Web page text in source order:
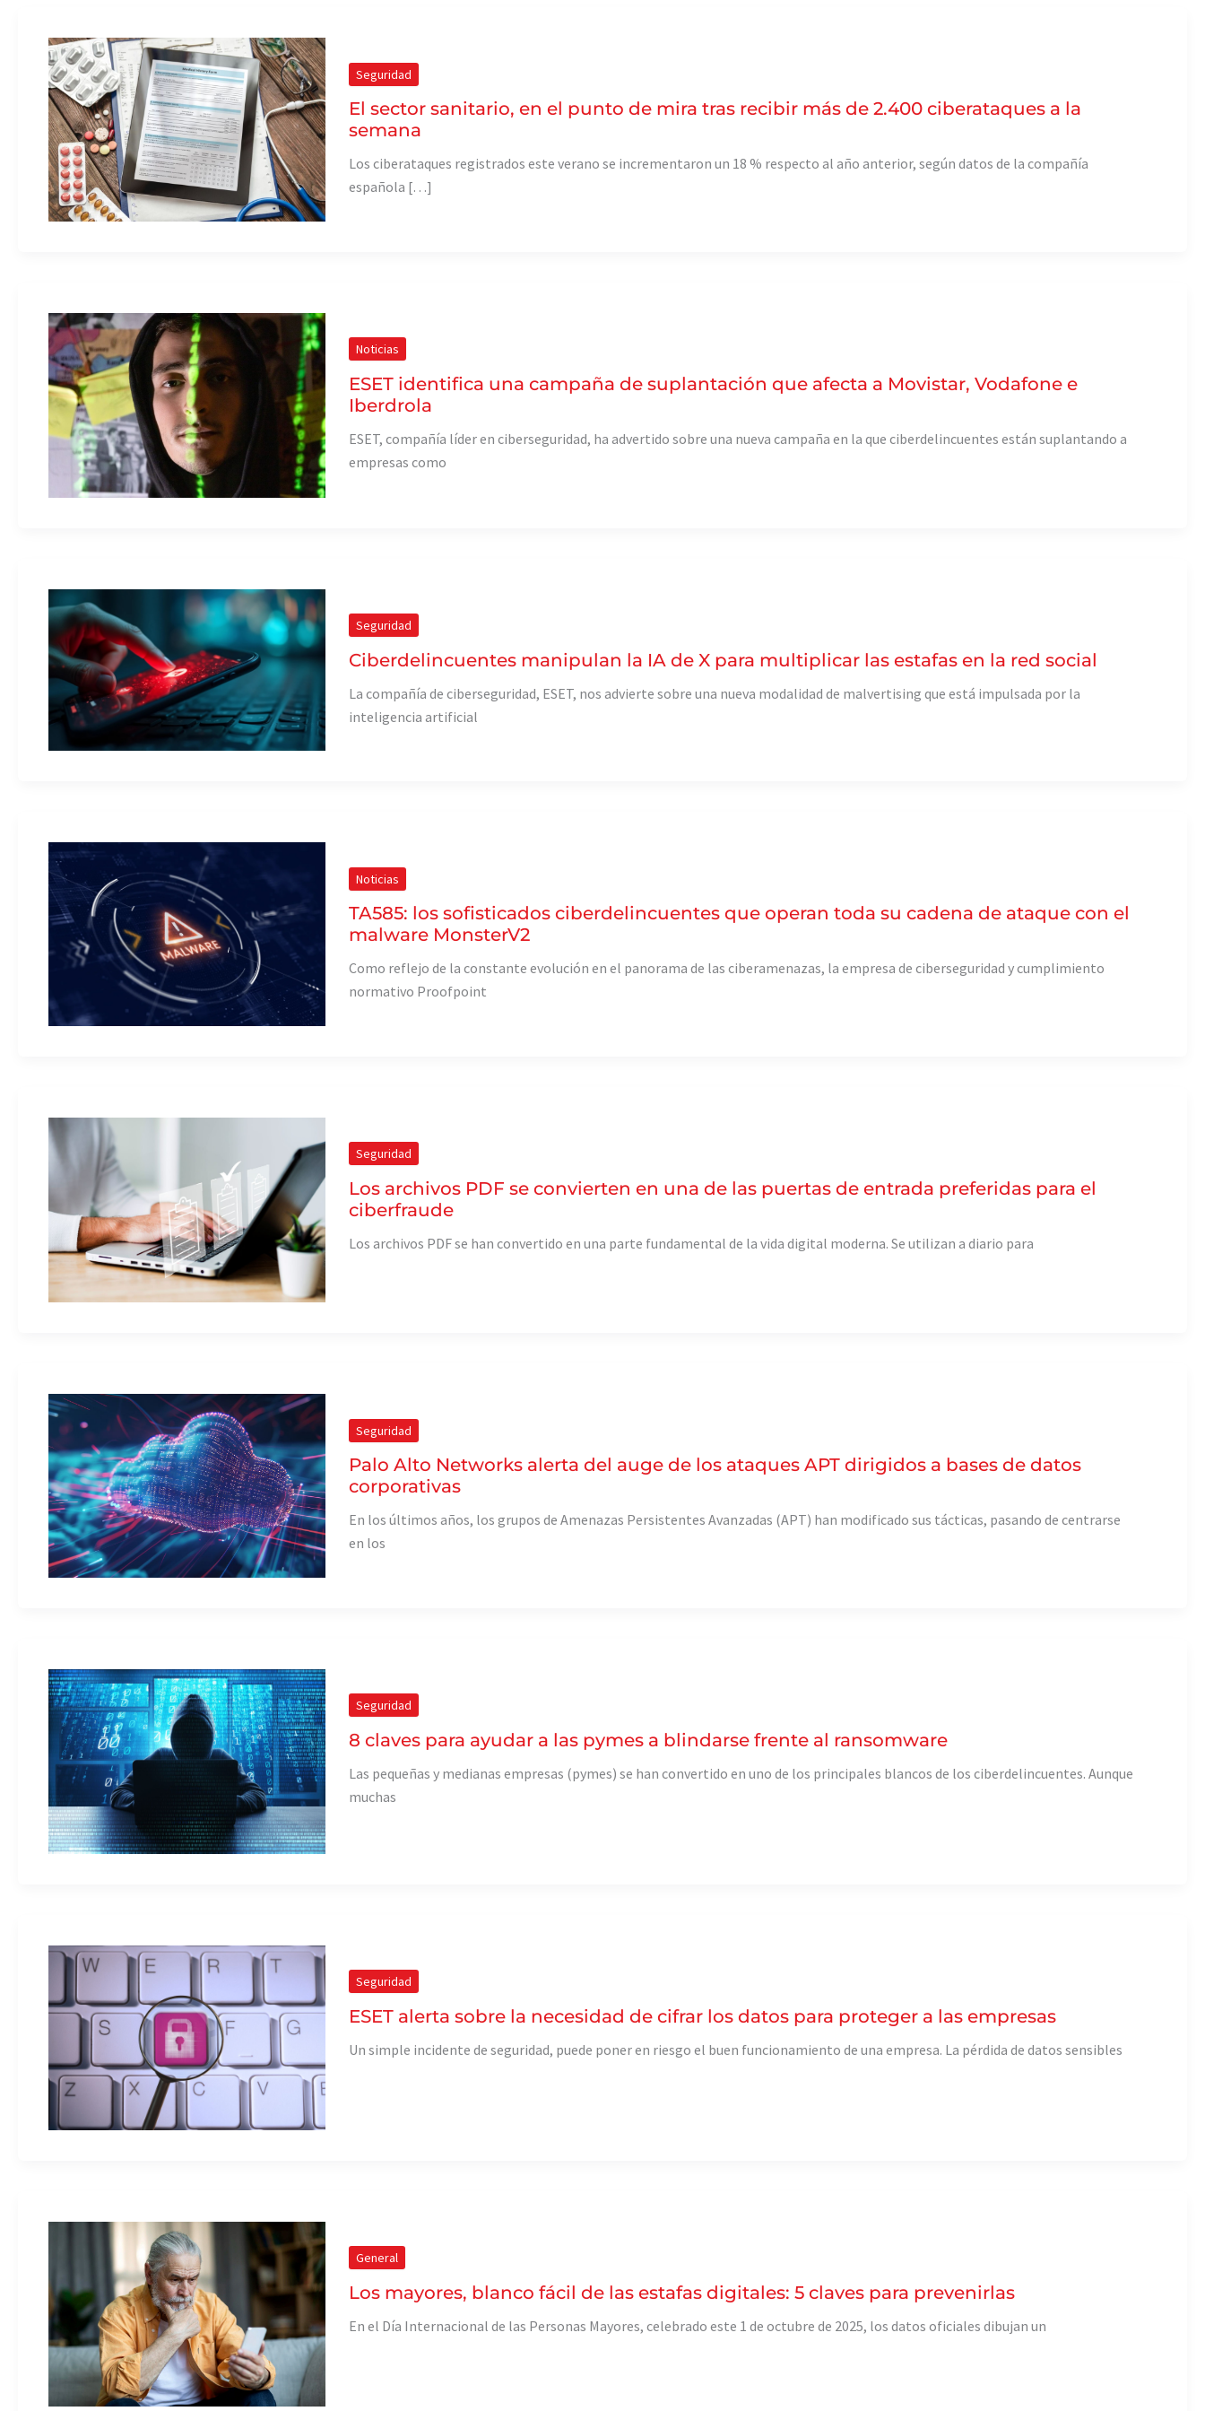
Seguridad
El sector sanitario, en el punto de mira tras recibir más de 2.400 ciberataques a la
semana
Los ciberataques registrados este verano se incrementaron un 18 % respecto al año anterior, según datos de la compañía
española […]
Noticias
ESET identifica una campaña de suplantación que afecta a Movistar, Vodafone e
Iberdrola
ESET, compañía líder en ciberseguridad, ha advertido sobre una nueva campaña en la que ciberdelincuentes están suplantando a
empresas como
Seguridad
Ciberdelincuentes manipulan la IA de X para multiplicar las estafas en la red social
La compañía de ciberseguridad, ESET, nos advierte sobre una nueva modalidad de malvertising que está impulsada por la
inteligencia artificial
Noticias
TA585: los sofisticados ciberdelincuentes que operan toda su cadena de ataque con el
malware MonsterV2
Como reflejo de la constante evolución en el panorama de las ciberamenazas, la empresa de ciberseguridad y cumplimiento
normativo Proofpoint
Seguridad
Los archivos PDF se convierten en una de las puertas de entrada preferidas para el
ciberfraude
Los archivos PDF se han convertido en una parte fundamental de la vida digital moderna. Se utilizan a diario para
Seguridad
Palo Alto Networks alerta del auge de los ataques APT dirigidos a bases de datos
corporativas
En los últimos años, los grupos de Amenazas Persistentes Avanzadas (APT) han modificado sus tácticas, pasando de centrarse
en los
Seguridad
8 claves para ayudar a las pymes a blindarse frente al ransomware
Las pequeñas y medianas empresas (pymes) se han convertido en uno de los principales blancos de los ciberdelincuentes. Aunque
muchas
Seguridad
ESET alerta sobre la necesidad de cifrar los datos para proteger a las empresas
Un simple incidente de seguridad, puede poner en riesgo el buen funcionamiento de una empresa. La pérdida de datos sensibles
General
Los mayores, blanco fácil de las estafas digitales: 5 claves para prevenirlas
En el Día Internacional de las Personas Mayores, celebrado este 1 de octubre de 2025, los datos oficiales dibujan un